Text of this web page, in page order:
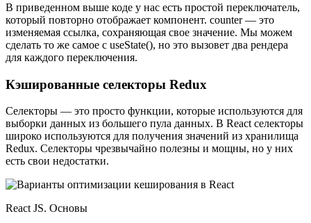
В приведенном выше коде у нас есть простой переключатель,
который повторно отображает компонент. counter — это
изменяемая ссылка, сохраняющая свое значение. Мы можем
сделать то же самое с useState(), но это вызовет два рендера
для каждого переключения.
Кэшированные селекторы Redux
Селекторы — это просто функции, которые используются для
выборки данных из большего пула данных. В React селекторы
широко используются для получения значений из хранилища
Redux. Селекторы чрезвычайно полезны и мощны, но у них
есть свои недостатки.
React JS. Основы